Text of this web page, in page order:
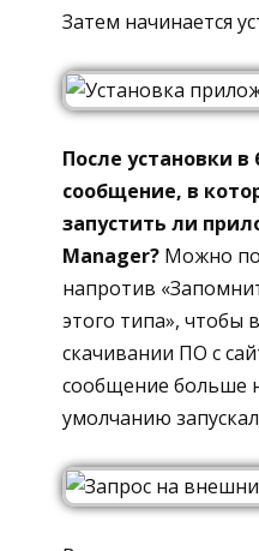
Затем начинается
После установки в
сообщение, в
запустить ли
Manager? Можно
напротив
этого типа», чтобы
скачивании ПО с
сообщение больше
умолчанию